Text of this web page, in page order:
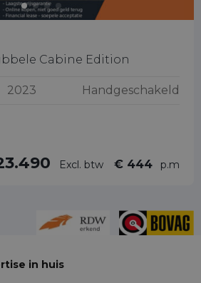
Cabine Edition
2023 Handgeschakeld
Excl. btw € 444 p.m
in huis